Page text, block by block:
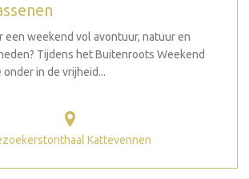
een weekend vol avontuur, natuur en
Tijdens het Buitenroots Weekend
in de vrijheid...
Kattevennen